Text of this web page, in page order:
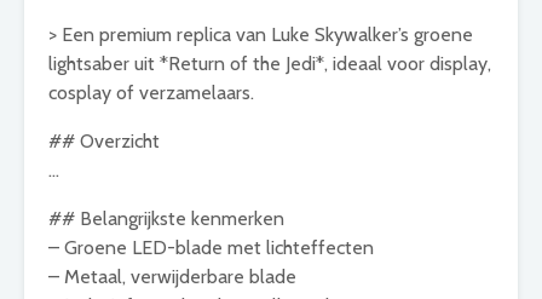
> Een premium replica van Luke Skywalker’s groene
lightsaber uit *Return of the Jedi*, ideaal voor display,
cosplay of verzamelaars.
## Overzicht
…
## Belangrijkste kenmerken
– Groene LED-blade met lichteffecten
– Metaal, verwijderbare blade